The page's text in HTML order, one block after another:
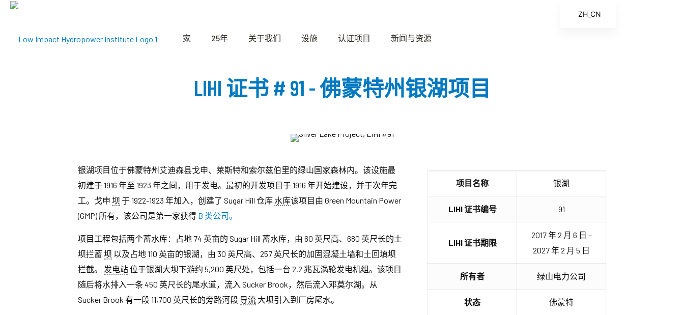
家 25年 关于我们 设施 认证项目 新闻与资源
LIHI 证书 # 91 - 佛蒙特州银湖项目
项目名称 银湖
LIHI 证书编号 91
LIHI 证书期限
2017 年 2 月 6 日 –
2027 年 2 月 5 日
所有者 绿山电力公司
状态 佛蒙特
银湖项目位于佛蒙特州艾迪森县戈申、莱斯特和索尔兹伯里的绿山国家森林内。该设施最
初建于 1916 年至 1923 年之间，用于发电。最初的开发项目于 1916 年开始建设，并于次年完
工。戈申 坝 于 1922-1923 年加入，创建了 Sugar Hill 仓库 水库该项目由 Green Mountain Power
(GMP) 所有，该公司是第一家获得 B 类公司。
项目工程包括两个蓄水库：占地 74 英亩的 Sugar Hill 蓄水库，由 60 英尺高、680 英尺长的土
坝拦蓄 坝 以及占地 110 英亩的银湖，由 30 英尺高、257 英尺长的加固混凝土墙和土回填坝
拦截。 发电站位于银湖大坝下游约 5,200 英尺处，包括一台 2.2 兆瓦涡轮发电机组。该项目
随后将水排入一条 450 英尺长的尾水道，流入 Sucker Brook，然后流入邓莫尔湖。从
Sucker Brook 有一段 11,700 英尺长的旁路河段 导流大坝引入到厂房尾水。
ZH_CN